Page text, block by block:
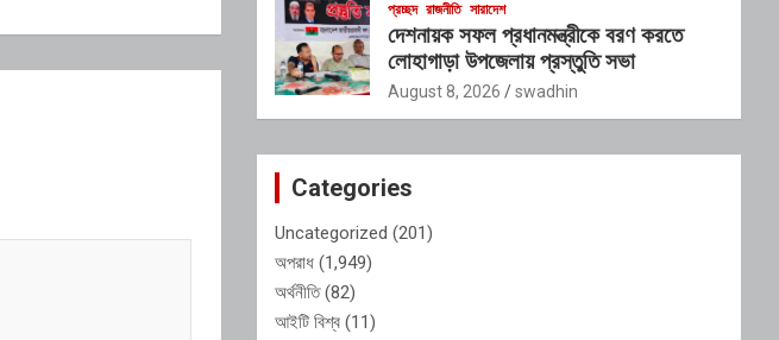
প্রচ্ছদ রাজনীতি সারাদেশ
দেশনায়ক সফল প্রধানমন্ত্রীকে বরণ করতে
লোহাগাড়া উপজেলায় প্রস্তুতি সভা
August 8, 2026 swadhin
Categories
Uncategorized (201)
অপরাধ (1,949)
অর্থনীতি(82)
আইটি বিশ্ব (11)